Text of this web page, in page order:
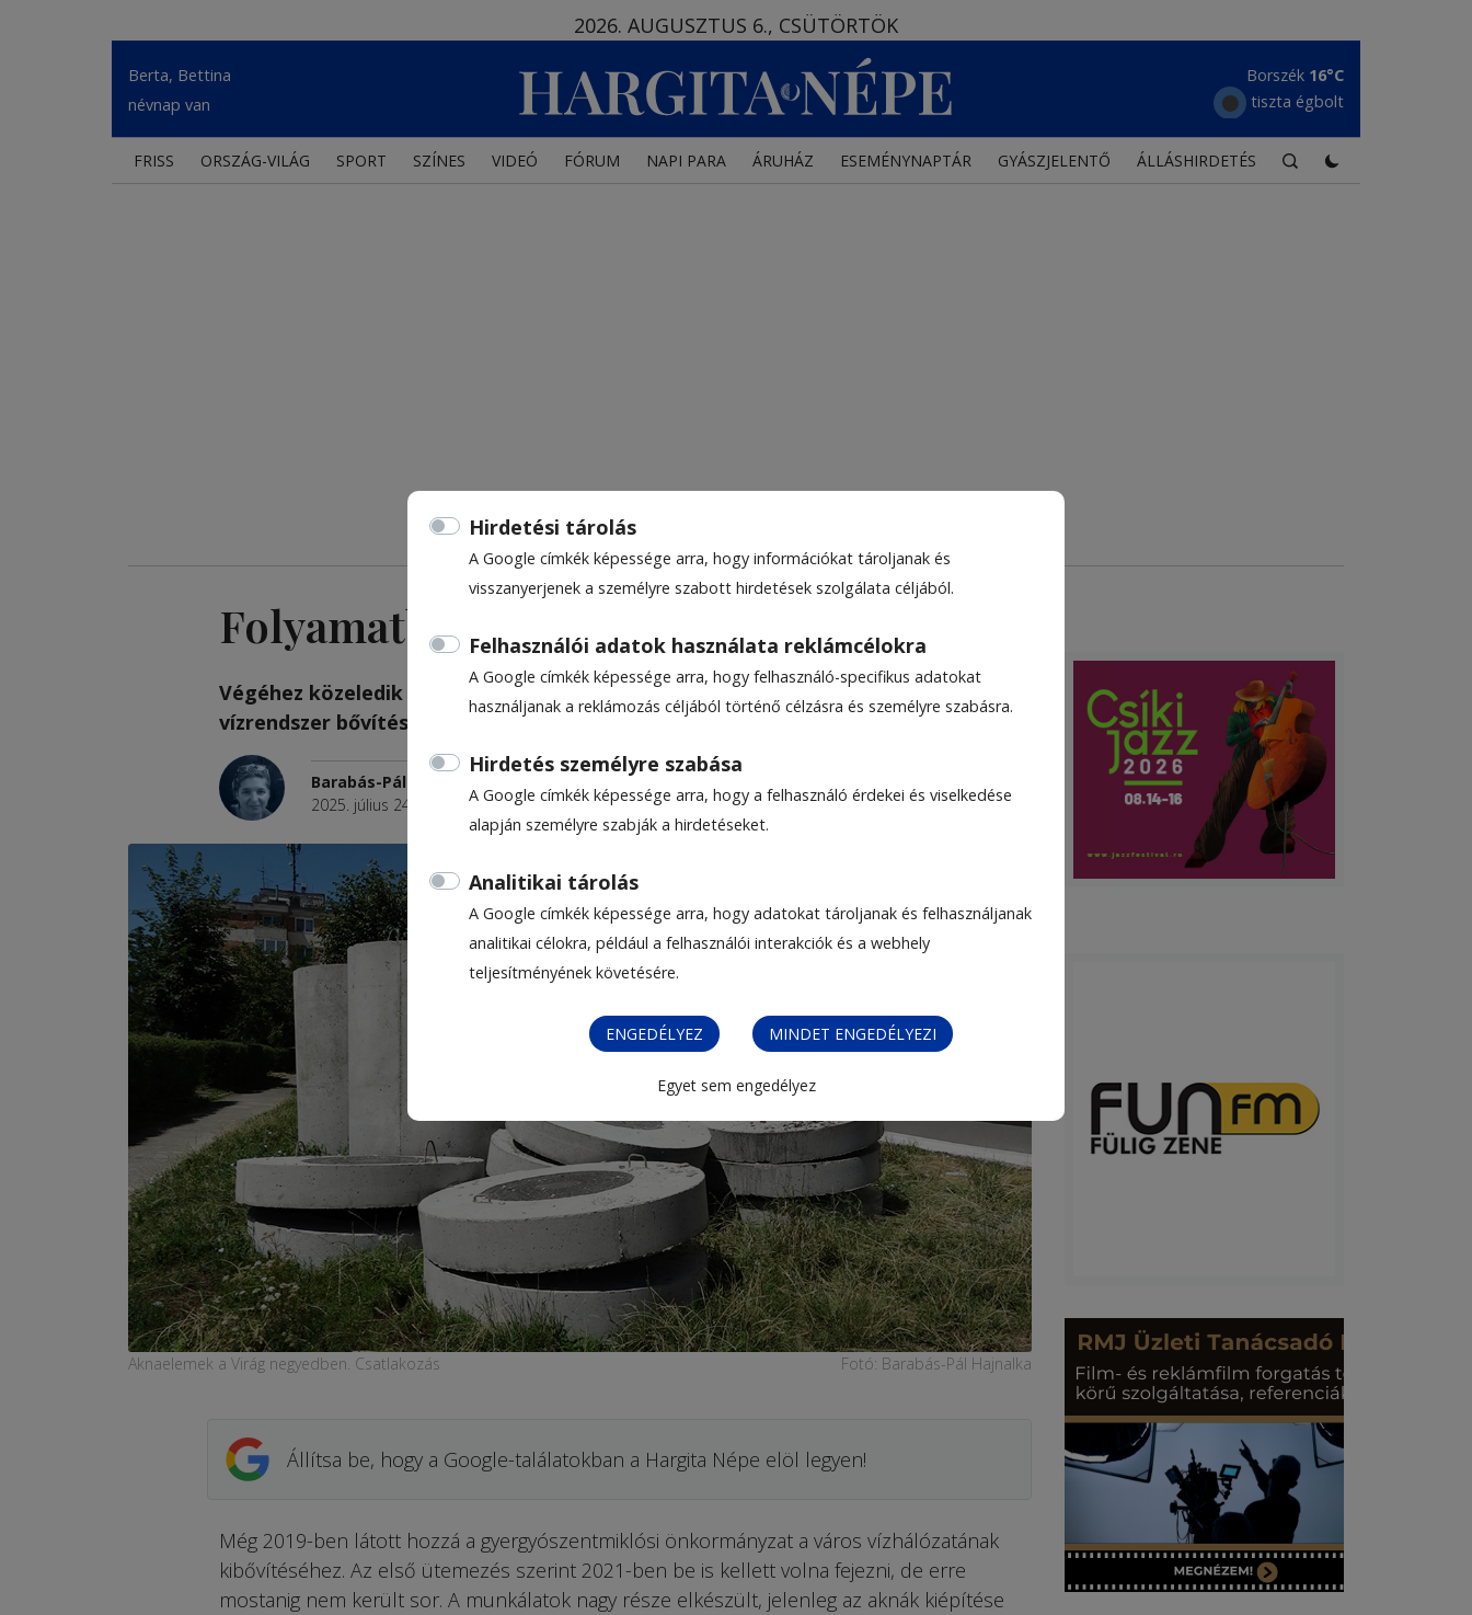
Hirdetési tárolás
A Google címkék képessége arra, hogy információkat tároljanak és
visszanyerjenek a személyre szabott hirdetések szolgálata céljából.
Felhasználói adatok használata reklámcélokra
A Google címkék képessége arra, hogy felhasználó-specifikus adatokat
használjanak a reklámozás céljából történő célzásra és személyre szabásra.
Hirdetés személyre szabása
A Google címkék képessége arra, hogy a felhasználó érdekei és viselkedése
alapján személyre szabják a hirdetéseket.
Analitikai tárolás
A Google címkék képessége arra, hogy adatokat tároljanak és felhasználjanak
analitikai célokra, például a felhasználói interakciók és a webhely
teljesítményének követésére.
ENGEDÉLYEZ MINDET ENGEDÉLYEZI
Egyet sem engedélyez
2026. AUGUSZTUS 6., CSÜTÖRTÖK
Berta, Bettina
névnap van
Borszék 16°C
tiszta égbolt
FRISS ORSZÁG-VILÁG SPORT SZÍNES VIDEÓ FÓRUM NAPI PARA ÁRUHÁZ ESEMÉNYNAPTÁR GYÁSZJELENTŐ ÁLLÁSHIRDETÉS
Folyamatban a közművesítés
Végéhez közeledik a vízhálózat kiépítése Gyer­gyó­szentmiklóson, a szen­ny­
vízrendszer bő­víté­se azon­ban korántsem teljes.
Barabás-Pál Hajnalka
2025. július 24., 16:54
Aknaelemek a Virág negyedben. Csatlakozás Fotó: Barabás-Pál Hajnalka
Állítsa be, hogy a Google-találatokban a Hargita Népe elöl legyen!
Még 2019-ben látott hozzá a gyergyószentmiklósi önkor­mányzat a város vízhálózatának
kibővítéséhez. Az első ütemezés szerint 2021-ben be is kellett volna fejezni, de erre
mostanig nem került sor. A munkálatok nagy része elkészült, jelenleg az aknák kiépítése